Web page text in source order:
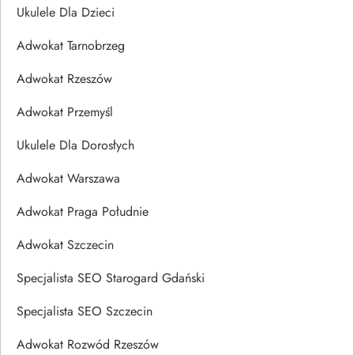
Ukulele Dla Dzieci
Adwokat Tarnobrzeg
Adwokat Rzeszów
Adwokat Przemyśl
Ukulele Dla Dorosłych
Adwokat Warszawa
Adwokat Praga Południe
Adwokat Szczecin
Specjalista SEO Starogard Gdański
Specjalista SEO Szczecin
Adwokat Rozwód Rzeszów